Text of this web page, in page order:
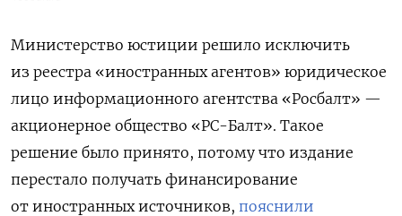
Министерство юстиции решило исключить
из реестра «иностранных агентов» юридическое
лицо информационного агентства «Росбалт» —
акционерное общество «РС-Балт». Такое
решение было принято, потому что издание
перестало получать финансирование
от иностранных источников, пояснили